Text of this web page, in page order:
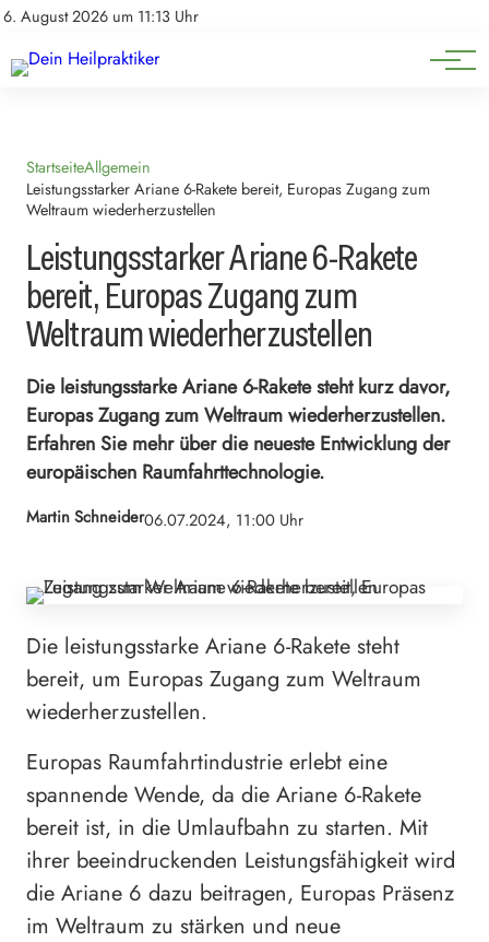
6. August 2026 um 11:13 Uhr
Impressum
Natürliche Medizin
Heilpflanzen & Kräuterkunde
StartseiteAllgemein
Leistungsstarker Ariane 6-Rakete bereit, Europas Zugang zum
Weltraum wiederherzustellen
Leistungsstarker Ariane 6-Rakete
bereit, Europas Zugang zum
Weltraum wiederherzustellen
Die leistungsstarke Ariane 6-Rakete steht kurz davor,
Europas Zugang zum Weltraum wiederherzustellen.
Erfahren Sie mehr über die neueste Entwicklung der
europäischen Raumfahrttechnologie.
Martin Schneider06.07.2024, 11:00 Uhr
Die leistungsstarke Ariane 6-Rakete steht
bereit, um Europas Zugang zum Weltraum
wiederherzustellen.
Europas Raumfahrtindustrie erlebt eine
spannende Wende, da die Ariane 6-Rakete
bereit ist, in die Umlaufbahn zu starten. Mit
ihrer beeindruckenden Leistungsfähigkeit wird
die Ariane 6 dazu beitragen, Europas Präsenz
im Weltraum zu stärken und neue